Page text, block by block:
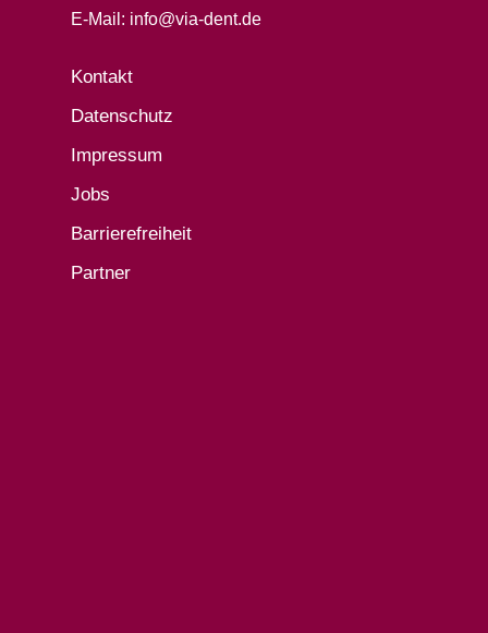
E-Mail: info@via-dent.de
Kontakt
Datenschutz
Impressum
Jobs
Barrierefreiheit
Partner